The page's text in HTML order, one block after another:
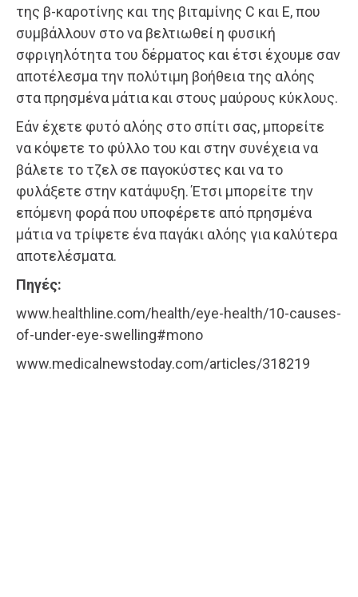
της β-καροτίνης και της βιταμίνης C και Ε, που
συμβάλλουν στο να βελτιωθεί η φυσική
σφριγηλότητα του δέρματος και έτσι έχουμε σαν
αποτέλεσμα την πολύτιμη βοήθεια της αλόης
στα πρησμένα μάτια και στους μαύρους κύκλους.
Εάν έχετε φυτό αλόης στο σπίτι σας, μπορείτε
να κόψετε το φύλλο του και στην συνέχεια να
βάλετε το τζελ σε παγοκύστες και να το
φυλάξετε στην κατάψυξη. Έτσι μπορείτε την
επόμενη φορά που υποφέρετε από πρησμένα
μάτια να τρίψετε ένα παγάκι αλόης για καλύτερα
αποτελέσματα.
Πηγές:
www.healthline.com/health/eye-health/10-causes-
of-under-eye-swelling#mono
www.medicalnewstoday.com/articles/318219